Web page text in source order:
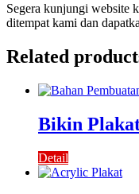
Segera kunjungi website
ditempat kami dan
Related
Bikin
Detail